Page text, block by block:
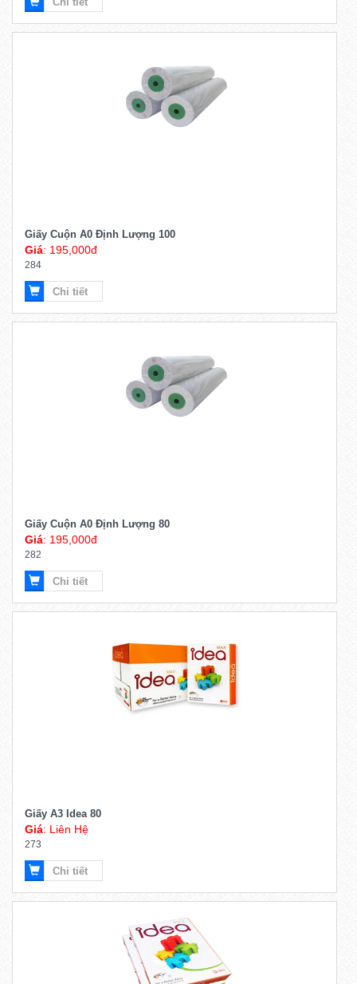
Giấy Cuộn A0 Định Lượng 100
Giá: 195,000đ
284
Chi tiết
Giấy Cuộn A0 Định Lượng 80
Giá: 195,000đ
282
Chi tiết
Giấy A3 Idea 80
Giá: Liên Hệ
273
Chi tiết